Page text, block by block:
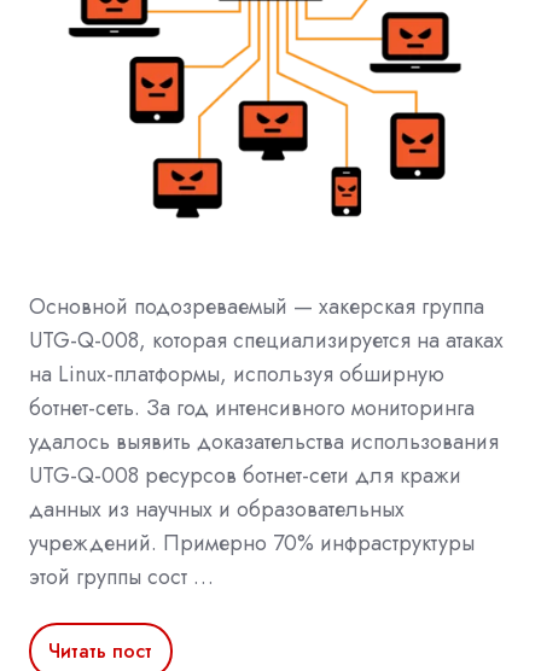
Основной подозреваемый — хакерская группа
UTG-Q-008, которая специализируется на атаках
на Linux-платформы, используя обширную
ботнет-сеть. За год интенсивного мониторинга
удалось выявить доказательства использования
UTG-Q-008 ресурсов ботнет-сети для кражи
данных из научных и образовательных
учреждений. Примерно 70% инфраструктуры
этой группы сост …
Читать пост